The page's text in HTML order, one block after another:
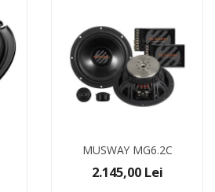
MUSWAY MG6.2C
2.145,00 Lei